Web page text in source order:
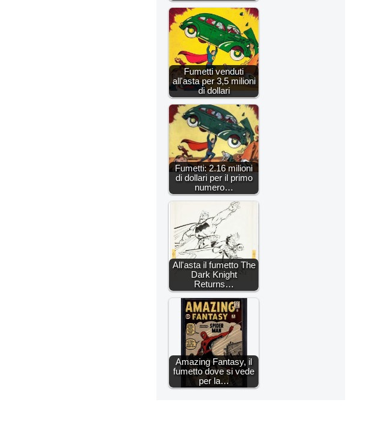
Fumetti venduti
all'asta per 3,5 milioni
di dollari
Fumetti: 2.16 milioni
di dollari per il primo
numero…
All'asta il fumetto The
Dark Knight
Returns…
Amazing Fantasy, il
fumetto dove si vede
per la…